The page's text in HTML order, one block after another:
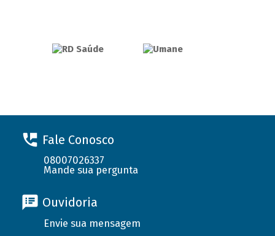
Fale Conosco
08007026337
Mande sua pergunta
Ouvidoria
Envie sua mensagem